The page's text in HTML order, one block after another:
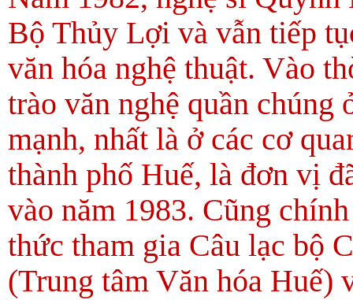
Bộ Thủy Lợi và vẫn tiếp
văn hóa nghệ thuật. Vào
trào văn nghệ quần
mạnh, nhất là ở các cơ
thành phố Huế, là đơn vị
vào năm 1983. Cũng
thức tham gia Câu lạc bộ
(Trung tâm Văn hóa Huế)